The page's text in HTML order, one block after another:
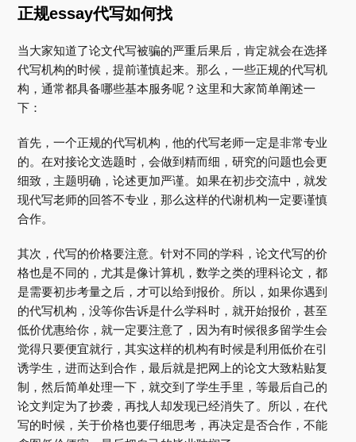
正规essay代写如何找
当大家知道了论文代写被骗的严重后果后，肯定就会在选择
代写机构的时候，提前谨慎起来。那么，一些正规的代写机
构，通常都具备哪些基本服务呢？这里和大家简单阐述一
下：
首先，一个正规的代写机构，他的代写老师一定是非常专业
的。在对接论文选题时，会做到精而细，研究的问题也会更
细致，主题明确，论述更加严谨。如果在初步交流中，就发
现代写老师的回答不专业，那么这样的代谢机构一定要谨慎
合作。
其次，代写的价格要注意。针对不同的学科，论文代写的价
格也是不同的，尤其是像计算机，数学之类的理科论文，都
是需要初步考量之后，才可以给到报价。所以，如果你遇到
的代写机构，没等你告诉是什么学科时，就开始报价，甚至
低价优惠给你，就一定要注意了，因为有时候很多留学生会
觉得只要便宜就行，其实这样的机构有时候是利用低价在引
诱学生，进而达到合作，最后就是把网上的论文大致粘贴复
制，然后简单处理一下，就交到了学生手里，等最后自己的
论文判定为了抄袭，再找人却发现已经消失了。所以，在代
写的时候，关于价格也要仔细思考，再决定是否合作，不能